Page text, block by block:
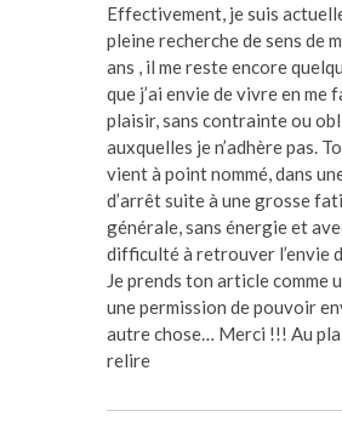
Effectivement, je suis
pleine recherche de sens de
ans , il me reste encore
que j’ai envie de vivre en me
plaisir, sans contrainte ou
auxquelles je n’adhère pas.
vient à point nommé, dans
d’arrêt suite à une grosse
générale, sans énergie et
difficulté à retrouver l’envie
Je prends ton article comme
une permission de pouvoir
autre chose… Merci !!! Au
relire